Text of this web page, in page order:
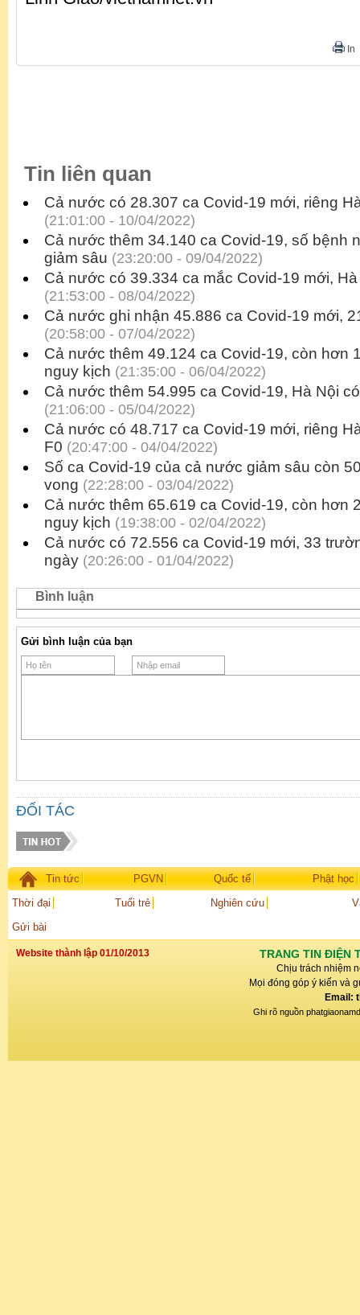
In
Tin liên quan
Cả nước có 28.307 ca Covid-19 mới, riêng
(21:01:00 - 10/04/2022)
Cả nước thêm 34.140 ca Covid-19, số bệnh
giảm sâu (23:20:00 - 09/04/2022)
Cả nước có 39.334 ca mắc Covid-19 mới,
(21:53:00 - 08/04/2022)
Cả nước ghi nhận 45.886 ca Covid-19 mới,
(20:58:00 - 07/04/2022)
Cả nước thêm 49.124 ca Covid-19, còn hơn
nguy kịch (21:35:00 - 06/04/2022)
Cả nước thêm 54.995 ca Covid-19, Hà Nội
(21:06:00 - 05/04/2022)
Cả nước có 48.717 ca Covid-19 mới, riêng
F0 (20:47:00 - 04/04/2022)
Số ca Covid-19 của cả nước giảm sâu còn
vong (22:28:00 - 03/04/2022)
Cả nước thêm 65.619 ca Covid-19, còn hơn
nguy kịch (19:38:00 - 02/04/2022)
Cả nước có 72.556 ca Covid-19 mới, 33
ngày (20:26:00 - 01/04/2022)
Bình luận
Gửi bình luận của bạn
ĐỐI TÁC
Tin tức PGVN Quốc tế
Phật học
Thời đại
Tuổi trẻ Nghiên cứu
Gửi bài
Website thành lập 01/10/2013 TRANG TIN ĐIỆN
Chịu trách nhiệm
Mọi đóng góp ý kiến và
Email:
Ghi rõ nguồn